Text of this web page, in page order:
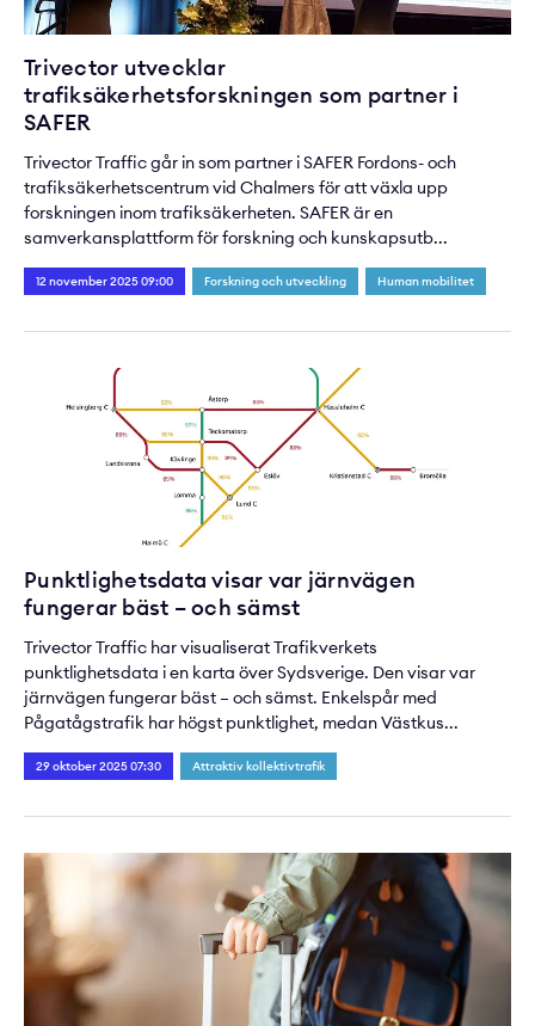
Trivector utvecklar
trafiksäkerhetsforskningen som partner i
SAFER
Trivector Traffic går in som partner i SAFER Fordons- och
trafiksäkerhetscentrum vid Chalmers för att växla upp
forskningen inom trafiksäkerheten. SAFER är en
samverkansplattform för forskning och kunskapsutb...
12 november 2025 09:00 Forskning och utveckling Human mobilitet
Punktlighetsdata visar var järnvägen
fungerar bäst – och sämst
Trivector Traffic har visualiserat Trafikverkets
punktlighetsdata i en karta över Sydsverige. Den visar var
järnvägen fungerar bäst – och sämst. Enkelspår med
Pågatågstrafik har högst punktlighet, medan Västkus...
29 oktober 2025 07:30 Attraktiv kollektivtrafik